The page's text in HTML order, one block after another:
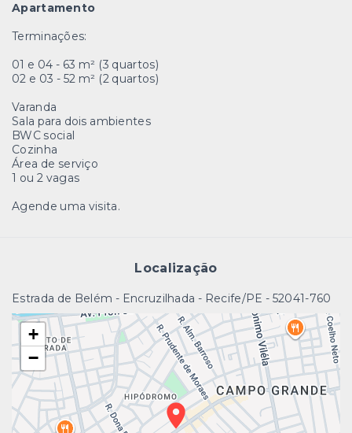
Apartamento
Terminações:
01 e 04 - 63 m² (3 quartos)
02 e 03 - 52 m² (2 quartos)
Varanda
Sala para dois ambientes
BWC social
Cozinha
Área de serviço
1 ou 2 vagas
Agende uma visita.
Localização
Estrada de Belém - Encruzilhada - Recife/PE - 52041-760
+
−